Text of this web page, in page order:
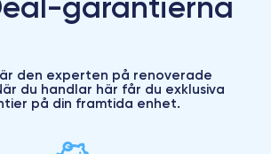
den experten på renoverade
du handlar här får du exklusiva
på din framtida enhet.